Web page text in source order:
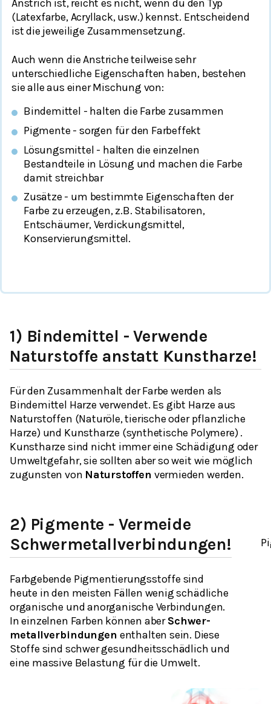
Anstrich ist, reicht es nicht, wenn du den Typ
(Latexfarbe, Acryllack, usw.) kennst. Entscheidend
ist die jeweilige Zusammensetzung.
Auch wenn die Anstriche teilweise sehr
unterschiedliche Eigenschaften haben, bestehen
sie alle aus einer Mischung von:
Bindemittel - halten die Farbe zusammen
Pigmente - sorgen für den Farbeffekt
Lösungsmittel - halten die einzelnen
Bestandteile in Lösung und machen die Farbe
damit streichbar
Zusätze - um bestimmte Eigenschaften der
Farbe zu erzeugen, z.B. Stabilisatoren,
Entschäumer, Verdickungsmittel,
Konservierungsmittel.
1) Bindemittel - Verwende
Naturstoffe anstatt Kunstharze!
Für den Zusammenhalt der Farbe werden als
Bindemittel Harze verwendet. Es gibt Harze aus
Naturstoffen (Naturöle, tierische oder pflanzliche
Harze) und Kunstharze (synthetische Polymere) .
Kunstharze sind nicht immer eine Schädigung oder
Umweltgefahr, sie sollten aber so weit wie möglich
zugunsten von Naturstoffen vermieden werden.
2) Pigmente - Vermeide
Schwermetallverbindungen!
Farbgebende Pigmentierungsstoffe sind
heute in den meisten Fällen wenig schädliche
organische und anorganische Verbindungen.
In einzelnen Farben können aberSchwer-
metallverbindungen enthalten sein. Diese
Stoffe sind schwer gesundheitsschädlich und
eine massive Belastung für die Umwelt.